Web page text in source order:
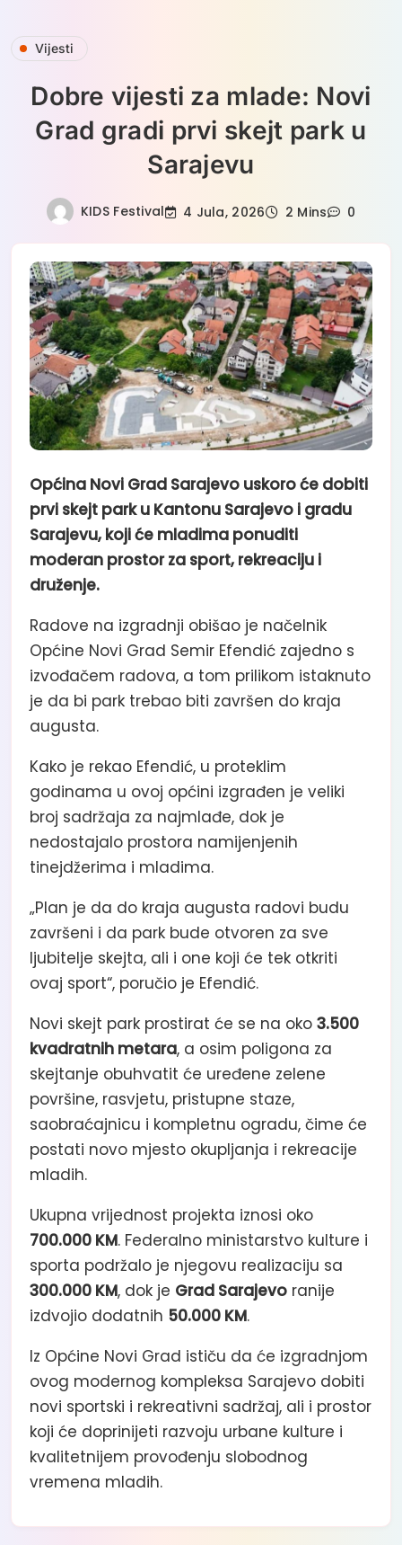
Skip
content
Vijesti
Dobre vijesti za mlade: Novi
Grad gradi prvi skejt park u
Sarajevu
KIDS Festival 4 Jula, 2026 2 Mins 0
Općina Novi Grad Sarajevo uskoro će dobiti
prvi skejt park u Kantonu Sarajevo i gradu
Sarajevu, koji će mladima ponuditi
moderan prostor za sport, rekreaciju i
druženje.
Radove na izgradnji obišao je načelnik
Općine Novi Grad Semir Efendić zajedno s
izvođačem radova, a tom prilikom istaknuto
je da bi park trebao biti završen do kraja
augusta.
Kako je rekao Efendić, u proteklim
godinama u ovoj općini izgrađen je veliki
broj sadržaja za najmlađe, dok je
nedostajalo prostora namijenjenih
tinejdžerima i mladima.
„Plan je da do kraja augusta radovi budu
završeni i da park bude otvoren za sve
ljubitelje skejta, ali i one koji će tek otkriti
ovaj sport“, poručio je Efendić.
Novi skejt park prostirat će se na oko 3.500
kvadratnih metara, a osim poligona za
skejtanje obuhvatit će uređene zelene
površine, rasvjetu, pristupne staze,
saobraćajnicu i kompletnu ogradu, čime će
postati novo mjesto okupljanja i rekreacije
mladih.
Ukupna vrijednost projekta iznosi oko
700.000 KM. Federalno ministarstvo kulture i
sporta podržalo je njegovu realizaciju sa
300.000 KM, dok je Grad Sarajevo ranije
izdvojio dodatnih 50.000 KM.
Iz Općine Novi Grad ističu da će izgradnjom
ovog modernog kompleksa Sarajevo dobiti
novi sportski i rekreativni sadržaj, ali i prostor
koji će doprinijeti razvoju urbane kulture i
kvalitetnijem provođenju slobodnog
vremena mladih.